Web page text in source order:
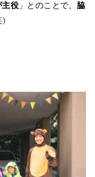
主役」とのことで、 脇